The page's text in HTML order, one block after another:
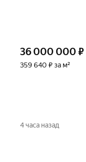
36 000 000 ₽
359 640 ₽ за м²
4 часа назад